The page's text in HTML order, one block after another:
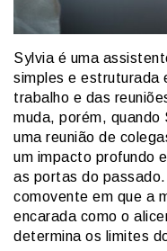
Sylvia é uma
simples e estruturada
trabalho e das
muda, porém, quando
uma reunião de
um impacto profundo
as portas do passado.
comovente em que a
encarada como o
determina os limites